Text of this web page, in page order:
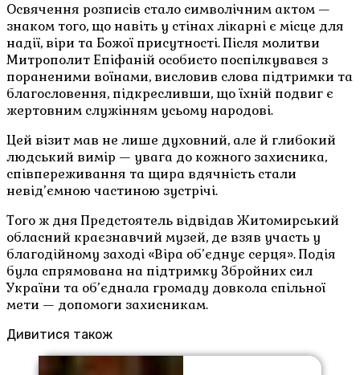
Освячення розписів стало символічним актом —
знаком того, що навіть у стінах лікарні є місце для
надії, віри та Божої присутності. Після молитви
Митрополит Епіфаній особисто поспілкувався з
пораненими воїнами, висловив слова підтримки та
благословення, підкресливши, що їхній подвиг є
жертовним служінням усьому народові.
Цей візит мав не лише духовний, але й глибокий
людський вимір — увага до кожного захисника,
співпереживання та щира вдячність стали
невід’ємною частиною зустрічі.
Того ж дня Предстоятель відвідав Житомирський
обласний краєзнавчий музей, де взяв участь у
благодійному заході «Віра об’єднує серця». Подія
була спрямована на підтримку Збройних сил
України та об’єднала громаду довкола спільної
мети — допомоги захисникам.
Дивитися також